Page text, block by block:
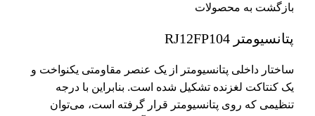
بازگشت به محصولات
پتانسیومتر RJ12FP104
ساختار داخلی پتانسیومتر از یک عنصر مقاومتی یکنواخت و
یک کنتاکت لغزنده تشکیل شده است. بنابراین با درجه‌
تنظیمی که روی پتانسیومتر قرار گرفته است، می‌توان